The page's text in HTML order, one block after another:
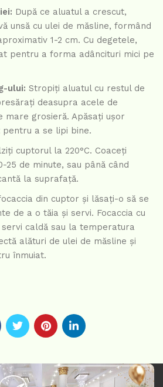
După ce aluatul a crescut,
unsă cu ulei de măsline, formând
1-2 cm. Cu degetele,
pentru a forma adâncituri mici pe
ului: Stropiți aluatul cu restul de
deasupra acele de
mare grosieră. Apăsați ușor
a se lipi bine.
cuptorul la 220°C. Coaceți
25 de minute, sau până când
la suprafață.
din cuptor și lăsați-o să se
de a o tăia și servi. Focaccia cu
caldă sau la temperatura
alături de ulei de măsline și
înmuiat.